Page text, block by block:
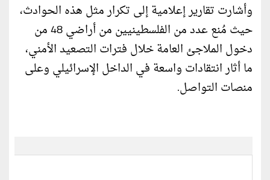
وأشارت تقارير إعلامية إلى تكرار مثل هذه الحوادث،
حيث مُنع عدد من الفلسطينيين من أراضي 48 من
دخول الملاجئ العامة خلال فترات التصعيد الأمني،
ما أثار انتقادات واسعة في الداخل الإسرائيلي وعلى
منصات التواصل.